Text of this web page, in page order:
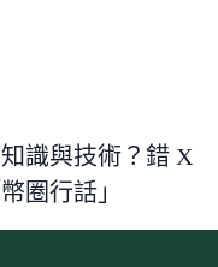
識與技術？錯 X
圈行話」